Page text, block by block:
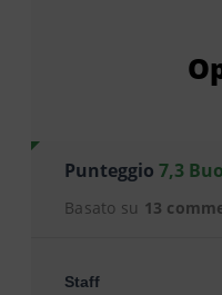
Punteggio 7,3
Basato su 13
Staff